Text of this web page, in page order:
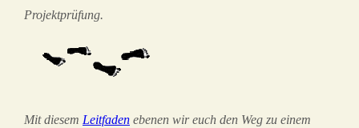
Projektprüfung.
Mit diesem Leitfaden ebenen wir euch den Weg zu einem